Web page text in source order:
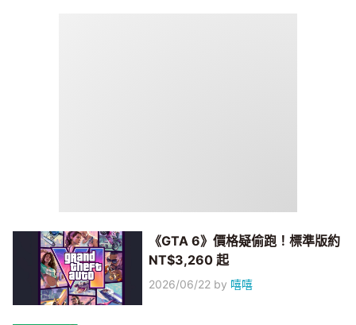
《GTA 6》價格疑偷跑！標準版約
NT$3,260 起
2026/06/22 by 嘻嘻